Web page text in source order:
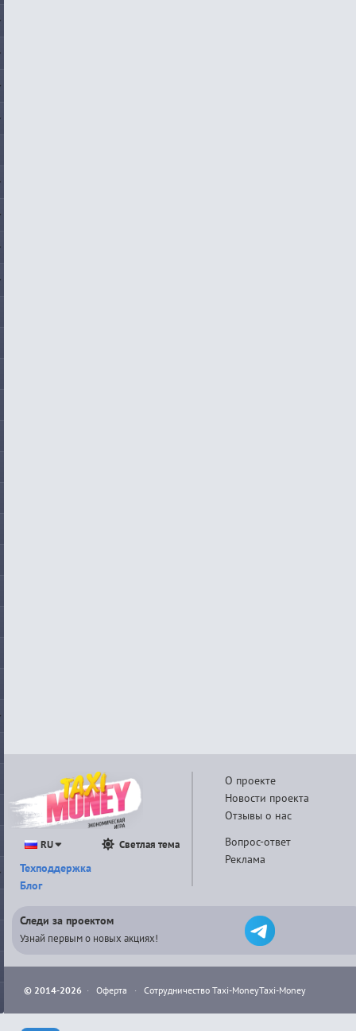
О проекте
Новости проекта
Отзывы о нас
Вопрос-ответ
Реклама
RU Светлая тема
Техподдержка
Блог
Следи за проектом
Узнай первым о новых акциях!
© 2014-2026 · Оферта · Сотрудничество Taxi-MoneyTaxi-Money